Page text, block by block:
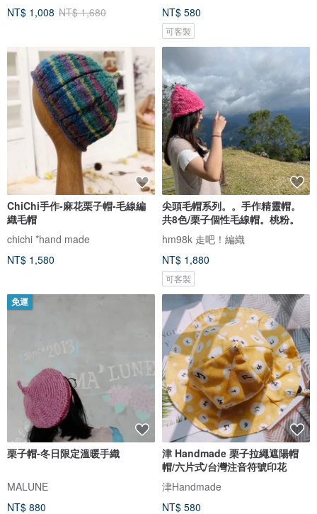
NT$ 1,008 NT$ 1,680
NT$ 580
可客製
ChiChi手作-麻花栗子帽-毛線編
織毛帽
chichi *hand made
NT$ 1,580
尖頭毛帽系列。。手作精靈帽。
共8色/栗子個性毛線帽。桃粉。
hm98k 走吧！編織
NT$ 1,880
可客製
免運
栗子帽-冬日限定溫暖手織
MALUNE
NT$ 880
津 Handmade 栗子拉繩遮陽帽
帽/六片式/台灣注音符號印花
津Handmade
NT$ 580